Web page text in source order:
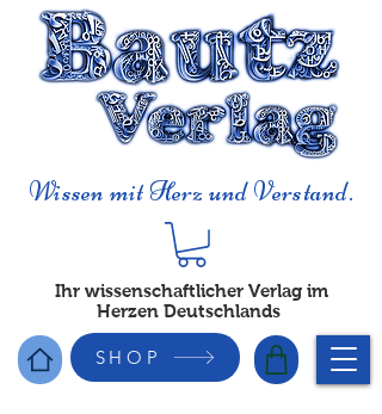
Wissen mit Herz und Verstand.
Ihr wissenschaftlicher Verlag im
Herzen Deutschlands
SHOP